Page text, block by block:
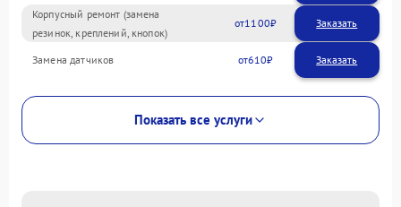
Корпусный ремонт (замена
резинок, креплений, кнопок)
1100
Замена датчиков 610
Показать все услуги